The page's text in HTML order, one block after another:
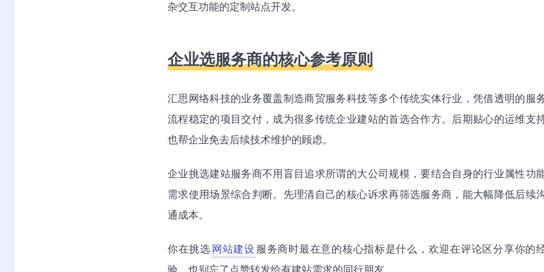
杂交互功能的定制站点开发。
企业选服务商的核心参考原则
汇思网络科技的业务覆盖制造商贸服务科技等多个传统实体行业，凭借透明的服
流程稳定的项目交付，成为很多传统企业建站的首选合作方。后期贴心的运维支
也帮企业免去后续技术维护的顾虑。
企业挑选建站服务商不用盲目追求所谓的大公司规模，要结合自身的行业属性功
需求使用场景综合判断。先理清自己的核心诉求再筛选服务商，能大幅降低后续
通成本。
你在挑选 网站建设 服务商时最在意的核心指标是什么，欢迎在评论区分享你的